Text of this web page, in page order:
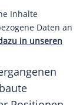
Inhalte
Daten an
in unseren